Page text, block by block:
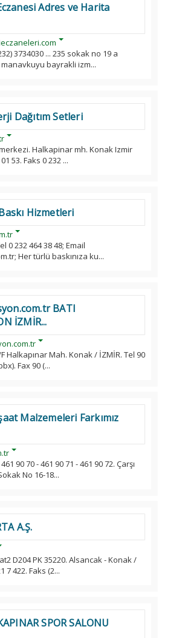
Adres ve Harita
3734030 ... 235 sokak no 19 a
bayrakli izm...
Dağıtım Setleri
Halkapinar mh. Konak Izmir
53. Faks 0 232 ...
Hizmetleri
0 232 464 38 48; Email
Her türlü baskınıza ku...
BATI
İZMİR...
Halkapınar Mah. Konak / İZMİR. Tel 90
Fax 90 (...
Malzemeleri Farkımız
90 70 - 461 90 71 - 461 90 72. Çarşı
No 16-18...
A.Ş.
D204 PK 35220. Alsancak - Konak /
7 422. Faks (2...
SPOR SALONU